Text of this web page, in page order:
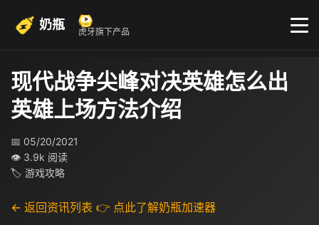
奶瓶 虎牙旗下产品
现代战争尖峰对决英雄怎么出
英雄上场方法介绍
📅 05/20/2021
👁 3.9k 阅读
🏷 游戏攻略
← 返回资讯列表 👉 点此了解奶瓶加速器